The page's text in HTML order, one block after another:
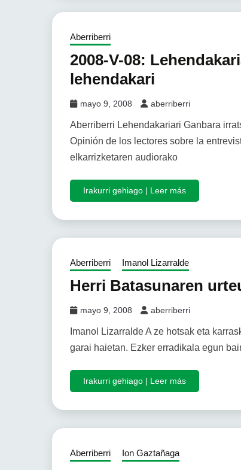
Aberriberri
2008-V-08:
lehendakari
mayo 9, 2008 aberriberri
Aberriberri Lehendakariari Ganbara
Opinión de los lectores sobre la
elkarrizketaren audiorako
Irakurri gehiago | Leer más
Aberriberri Imanol Lizarralde
Herri Batasunaren
mayo 9, 2008 aberriberri
Imanol Lizarralde A ze hotsak eta
garai haietan. Ezker erradikala egun
Irakurri gehiago | Leer más
Aberriberri Ion Gaztañaga